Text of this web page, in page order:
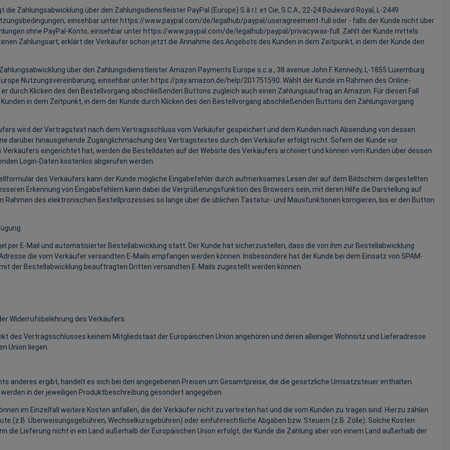
Zahlungsabwicklung über den Zahlungsdienstleister PayPal (Europe) S.à r.l. et Cie, S.C.A., 22-24 Boulevard Royal, L-2449
einsehbar unter https://www.paypal.com/de/legalhub/paypal /useragreement-full
oder - falls der Kunde nicht über
ohne PayPal-Konto, einsehbar unter https://www.paypal.com/de/legalhub/paypal /privacywax-full
. Zahlt der Kunde mittels
Zahlungsart, erklärt der Verkäufer schon jetzt die Annahme des Angebots des Kunden in dem Zeitpunkt, in dem der Kunde den
über den Zahlungsdienstleister Amazon Payments Europe s.c.a., 38 avenue John F. Kennedy, L-1855 Luxemburg
Nutzungsvereinbarung, einsehbar unter https://pay.amazon.de/help/201751590 . Wählt der Kunde im Rahmen des Online-
durch Klicken des den Bestellvorgang abschließenden Buttons zugleich auch einen Zahlungsauftrag an Amazon. Für diesen Fall
in dem Zeitpunkt, in dem der Kunde durch Klicken des den Bestellvorgang abschließenden Buttons den Zahlungsvorgang
wird der Vertragstext nach dem Vertragsschluss vom Verkäufer gespeichert und dem Kunden nach Absendung von dessen
darüber hinausgehende Zugänglichmachung des Vertragstextes durch den Verkäufer erfolgt nicht. Sofern der Kunde vor
eingerichtet hat, werden die Bestelldaten auf der Website des Verkäufers archiviert und können vom Kunden über dessen
Login-Daten kostenlos abgerufen werden.
des Verkäufers kann der Kunde mögliche Eingabefehler durch aufmerksames Lesen der auf dem Bildschirm dargestellten
Erkennung von Eingabefehlern kann dabei die Vergrößerungsfunktion des Browsers sein, mit deren Hilfe die Darstellung auf
Rahmen des elektronischen Bestellprozesses so lange über die üblichen Tastatur- und Mausfunktionen korrigieren, bis er den Button
per E-Mail und automatisierter Bestellabwicklung statt. Der Kunde hat sicherzustellen, dass die von ihm zur Bestellabwicklung
die vom Verkäufer versandten E-Mails empfangen werden können. Insbesondere hat der Kunde bei dem Einsatz von SPAM-
der Bestellabwicklung beauftragten Dritten versandten E-Mails zugestellt werden können.
Widerrufsbelehrung des Verkäufers.
des Vertragsschlusses keinem Mitgliedstaat der Europäischen Union angehören und deren alleiniger Wohnsitz und Lieferadresse
Union liegen.
anderes ergibt, handelt es sich bei den angegebenen Preisen um Gesamtpreise, die die gesetzliche Umsatzsteuer enthalten.
in der jeweiligen Produktbeschreibung gesondert angegeben.
im Einzelfall weitere Kosten anfallen, die der Verkäufer nicht zu vertreten hat und die vom Kunden zu tragen sind. Hierzu zählen
(z.B. Überweisungsgebühren, Wechselkursgebühren) oder einfuhrrechtliche Abgaben bzw. Steuern (z.B. Zölle). Solche Kosten
die Lieferung nicht in ein Land außerhalb der Europäischen Union erfolgt, der Kunde die Zahlung aber von einem Land außerhalb der